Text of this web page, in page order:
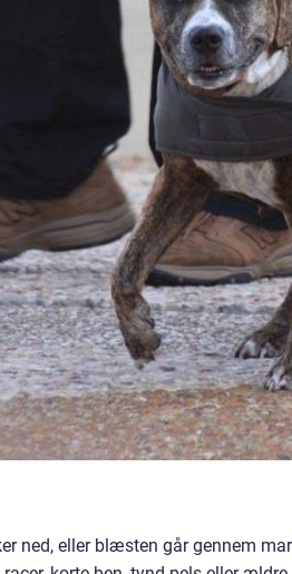
ned, eller blæsten går gennem